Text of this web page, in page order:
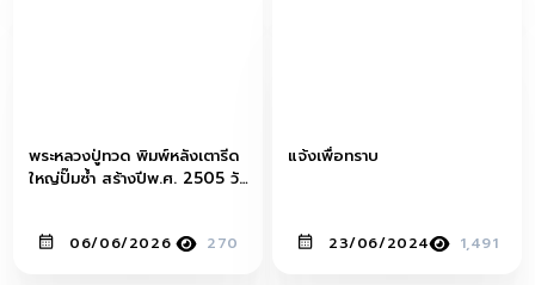
พระหลวงปู่ทวด พิมพ์หลังเตารีด
ใหญ่ปั๊มซ้ำ สร้างปีพ.ศ. 2505 วัด
06/06/2026 270
แจ้งเพื่อทราบ
23/06/2024 1,491